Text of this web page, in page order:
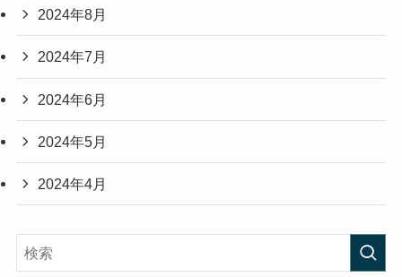
2024年8月
2024年7月
2024年6月
2024年5月
2024年4月